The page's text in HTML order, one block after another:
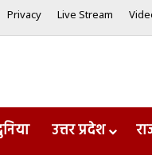
Privacy Live Stream
उत्तर प्रदेश